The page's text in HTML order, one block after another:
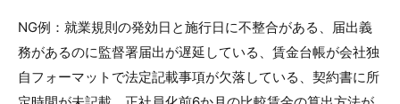
NG例：就業規則の発効日と施行日に不整合がある、届出義
務があるのに監督署届出が遅延している、賃金台帳が会社独
自フォーマットで法定記載事項が欠落している、契約書に所